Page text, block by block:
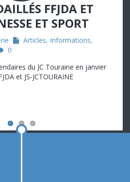
FFJDA ET
ET SPORT
Articles, Informations,
0
du JC Touraine en janvier
et JS-JCTOURAINE